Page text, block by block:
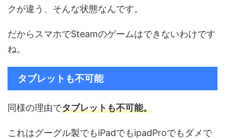
クが違う、そんな状態なんです。
だからスマホでSteamのゲームはできないわけです
ね。
タブレットも不可能
同様の理由でタブレットも不可能。
これはグーグル製でもiPadでもipadProでもダメで